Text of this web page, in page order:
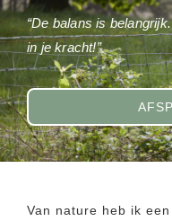
“De balans is
in je kracht!”
Van nature heb ik